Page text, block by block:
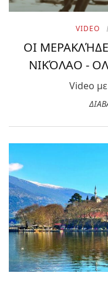
VIDEO
ΟΙ
ΝΙΚΌΛΑΟ -
Video